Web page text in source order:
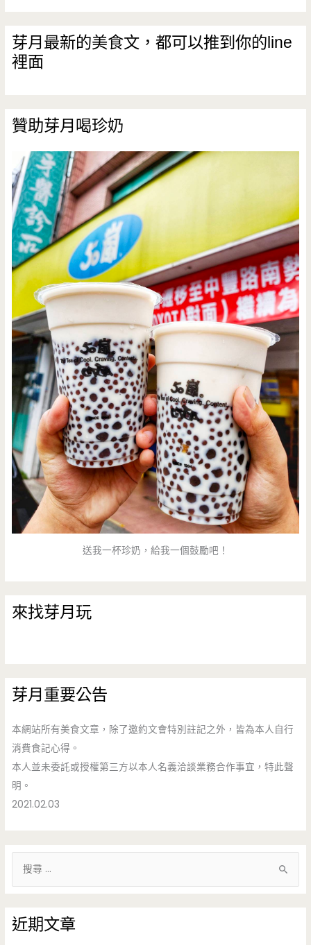
芽月最新的美食文，都可以推到你的line
裡面
贊助芽月喝珍奶
送我一杯珍奶，給我一個鼓勵吧！
來找芽月玩
芽月重要公告
本網站所有美食文章，除了邀約文會特別註記之外，皆為本人自行
消費食記心得。
本人並未委託或授權第三方以本人名義洽談業務合作事宜，特此聲
明。
2021.02.03
鍵
字
近期文章